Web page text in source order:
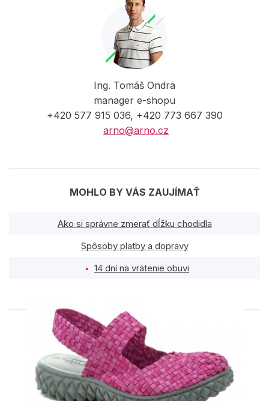
Ing. Tomáš Ondra
manager e-shopu
+420 577 915 036, +420 773 667 390
arno@arno.cz
MOHLO BY VÁS ZAUJÍMAŤ
Ako si správne zmerať dĺžku chodidla
Spôsoby platby a dopravy
14 dní na vrátenie obuvi
PODOBNÉ PRODUKTY